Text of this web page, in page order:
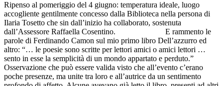
Ripenso al pomeriggio del 4 giugno: temperatura ideale, luogo
accogliente gentilmente concesso dalla Biblioteca nella persona di
Ilaria Tosetto che sin dall’inizio ha collaborato, sostenuta
dall’Assessore Raffaella Cosentino. E rammento le
parole di Ferdinando Camon sul mio primo libro Dell’azzurro ed
altro: “… le poesie sono scritte per lettori amici o amici lettori …
sento in esse la semplicità di un mondo appartato e perduto.”
Osservazione che può essere valida visto che all’evento c’erano
poche presenze, ma unite tra loro e all’autrice da un sentimento